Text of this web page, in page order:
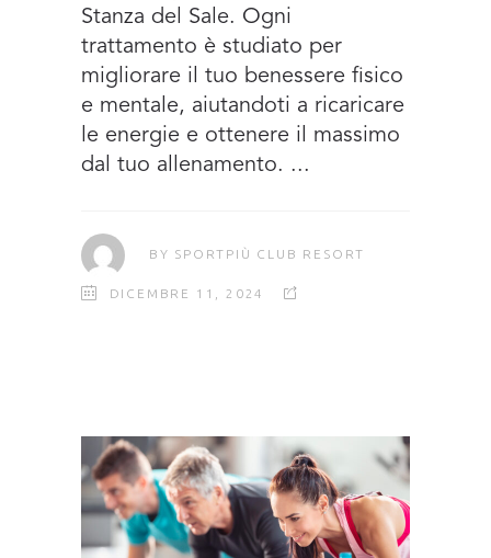
Stanza del Sale. Ogni
trattamento è studiato per
migliorare il tuo benessere fisico
e mentale, aiutandoti a ricaricare
le energie e ottenere il massimo
dal tuo allenamento.
BY SPORTPIÙ CLUB RESORT
DICEMBRE 11, 2024